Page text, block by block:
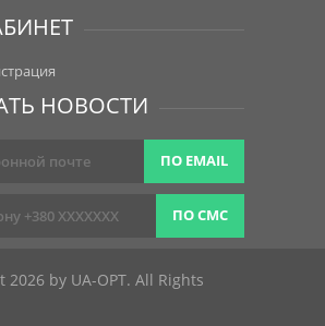
НОВОСТИ
ПО EMAIL
ПО СМС
by UA-OPT. All Rights